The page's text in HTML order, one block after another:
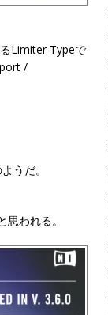
Limiter Typeで
/
うだ。
われる。